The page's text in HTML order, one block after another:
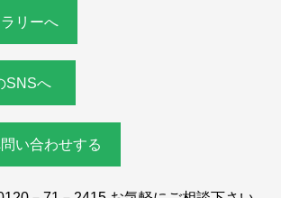
リーへ
SNSへ
い合わせする